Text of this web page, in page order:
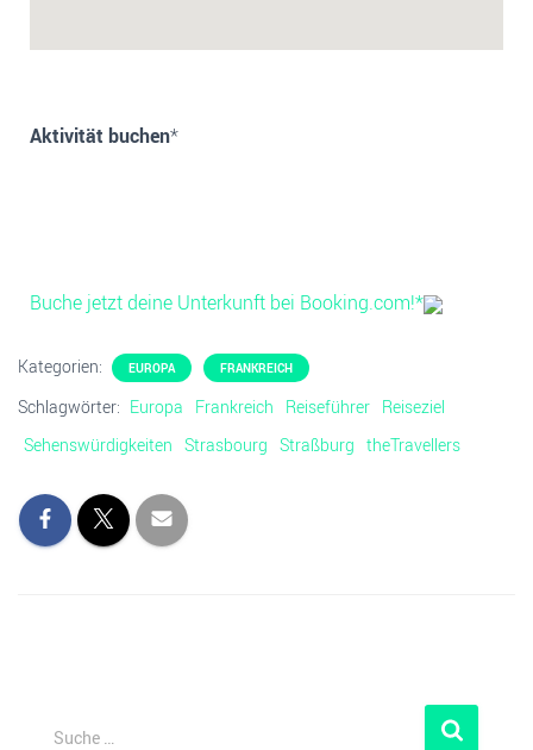
Aktivität buchen*
Buche jetzt deine Unterkunft bei Booking.com!*
Kategorien: EUROPA FRANKREICH
Schlagwörter: Europa Frankreich Reiseführer Reiseziel
Sehenswürdigkeiten Strasbourg Straßburg theTravellers
Suche …